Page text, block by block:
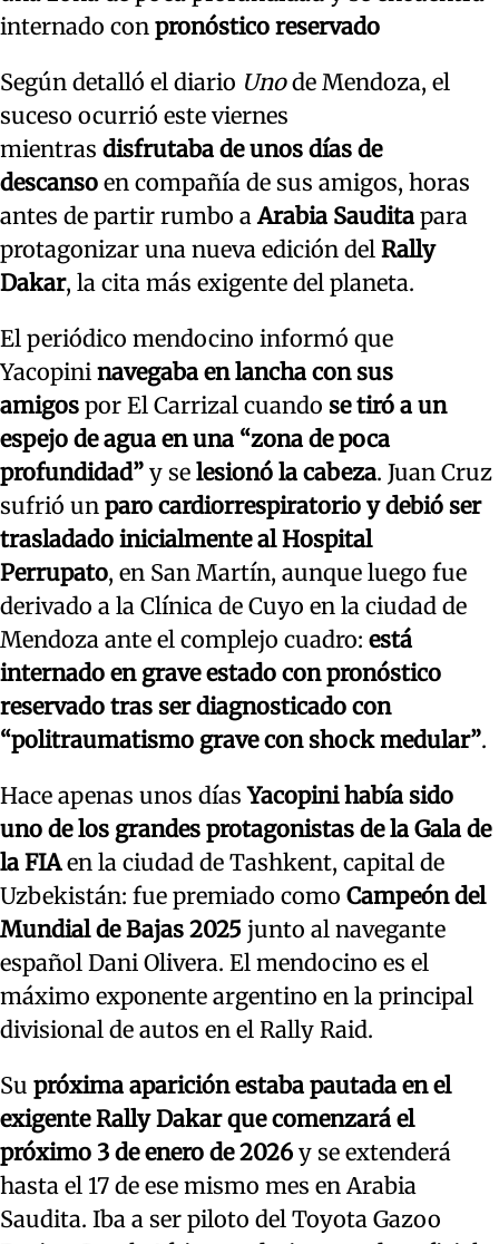
internado con pronóstico reservado
Según detalló el diario Unode Mendoza, el
suceso ocurrió este viernes
mientras disfrutaba de unos días de
descanso en compañía de sus amigos, horas
antes de partir rumbo aArabia Saudita para
protagonizar una nueva edición del Rally
Dakar, la cita más exigente del planeta.
El periódico mendocino informó que
Yacopini navegaba en lancha con sus
amigos por El Carrizal cuando se tiró a un
espejo de agua en una “zona de poca
profundidad” y se lesionó la cabeza. Juan Cruz
sufrió un paro cardiorrespiratorio y debió ser
trasladado inicialmente al Hospital
Perrupato, en San Martín, aunque luego fue
derivado a la Clínica de Cuyo en la ciudad de
Mendoza ante el complejo cuadro: está
internado en grave estado con pronóstico
reservado tras ser diagnosticado con
“politraumatismo grave con shock medular”.
Hace apenas unos díasYacopini había sido
uno de los grandes protagonistas de la Gala de
la FIAen la ciudad de Tashkent, capital de
Uzbekistán: fue premiado como Campeón del
Mundial de Bajas 2025 junto al navegante
español Dani Olivera. El mendocino es el
máximo exponente argentino en la principal
divisional de autos en el Rally Raid.
Su próxima aparición estaba pautada en el
exigente Rally Dakar que comenzará el
próximo 3 de enero de 2026 y se extenderá
hasta el 17 de ese mismo mes en Arabia
Saudita. Iba a ser piloto del Toyota Gazoo